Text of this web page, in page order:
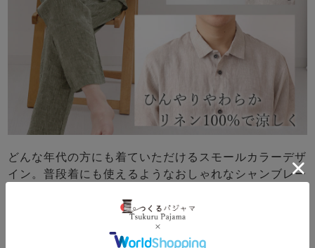
どんな年代の方にも着ていただけるスモールカラーデザ
イン。普段着にも使えるようなおしゃれなシャンブレー
アにもぴったりです！